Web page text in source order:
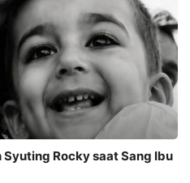
Rocky saat Sang Ibu